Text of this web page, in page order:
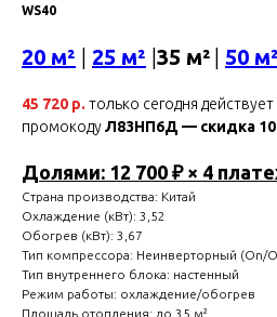
WS40
20 м² 25 м² 35 м² 50 м²
45 720 р. только сегодня
промокодуЛ83НП6Д — скидка
Долями: 12 700 ₽ × 4
Страна производства: Китай
Охлаждение (кВт): 3,52
Обогрев (кВт): 3,67
Тип компрессора: Неинверторный (On/
Тип внутреннего блока: настенный
Режим работы: охлаждение/обогрев
Площадь отопления: до 35 м²